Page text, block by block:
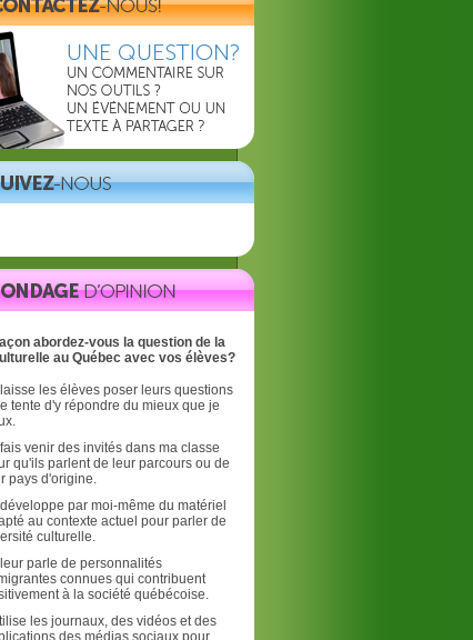
abordez-vous la question de la
au Québec avec vos élèves?
les élèves poser leurs questions
tente d'y répondre du mieux que je
venir des invités dans ma classe
qu'ils parlent de leur parcours ou de
pays d'origine.
par moi-même du matériel
au contexte actuel pour parler de
culturelle.
parle de personnalités
connues qui contribuent
à la société québécoise.
les journaux, des vidéos et des
des médias sociaux pour